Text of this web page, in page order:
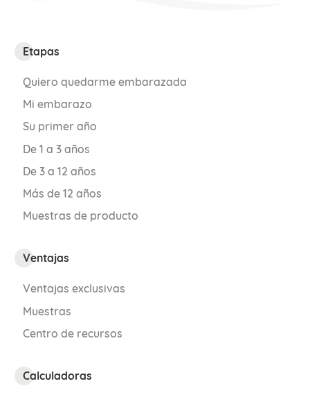
Etapas
Quiero quedarme embarazada
Mi embarazo
Su primer año
De 1 a 3 años
De 3 a 12 años
Más de 12 años
Muestras de producto
Ventajas
Ventajas exclusivas
Muestras
Centro de recursos
Calculadoras